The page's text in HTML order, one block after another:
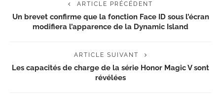
ARTICLE PRÉCÉDENT
Un brevet confirme que la fonction Face ID sous l’écran
modifiera l’apparence de la Dynamic Island
ARTICLE SUIVANT
Les capacités de charge de la série Honor Magic V sont
révélées